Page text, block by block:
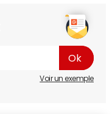
Voir un exemple